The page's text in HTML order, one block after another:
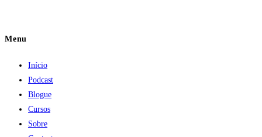
Menu
Início
Podcast
Blogue
Cursos
Sobre